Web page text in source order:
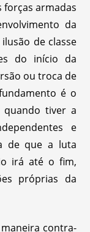
forças armadas
da
de classe
do início da
ou troca de
é o
quando tiver a
e
de que a luta
irá até o fim,
próprias da
contra-